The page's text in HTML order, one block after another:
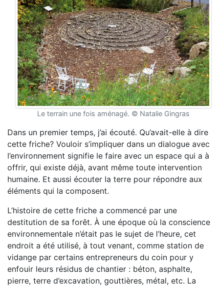
Le terrain une fois aménagé. © Natalie Gingras
Dans un premier temps, j’ai écouté. Qu’avait-elle à dire
cette friche? Vouloir s’impliquer dans un dialogue avec
l’environnement signifie le faire avec un espace qui a à
offrir, qui existe déjà, avant même toute intervention
humaine. Et aussi écouter la terre pour répondre aux
éléments qui la composent.
L’histoire de cette friche a commencé par une
destitution de sa forêt. À une époque où la conscience
environnementale n’était pas le sujet de l’heure, cet
endroit a été utilisé, à tout venant, comme station de
vidange par certains entrepreneurs du coin pour y
enfouir leurs résidus de chantier : béton, asphalte,
pierre, terre d’excavation, gouttières, métal, etc. La